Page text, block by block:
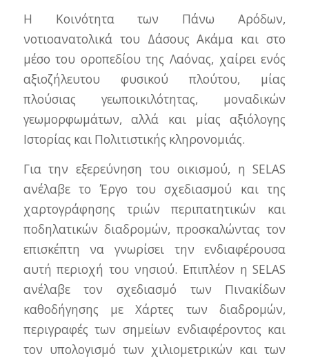
H Κοινότητα των Πάνω Αρόδων,
νοτιοανατολικά του Δάσους Ακάμα και στο
μέσο του οροπεδίου της Λαόνας, χαίρει ενός
αξιοζήλευτου φυσικού πλούτου, μίας
πλούσιας γεωποικιλότητας, μοναδικών
γεωμορφωμάτων, αλλά και μίας αξιόλογης
Ιστορίας και Πολιτιστικής κληρονομιάς.
Για την εξερεύνηση του οικισμού, η SELAS
ανέλαβε το Έργο του σχεδιασμού και της
χαρτογράφησης τριών περιπατητικών και
ποδηλατικών διαδρομών, προσκαλώντας τον
επισκέπτη να γνωρίσει την ενδιαφέρουσα
αυτή περιοχή του νησιού. Επιπλέον η SELAS
ανέλαβε τον σχεδιασμό των Πινακίδων
καθοδήγησης με Χάρτες των διαδρομών,
περιγραφές των σημείων ενδιαφέροντος και
τον υπολογισμό των χιλιομετρικών και των